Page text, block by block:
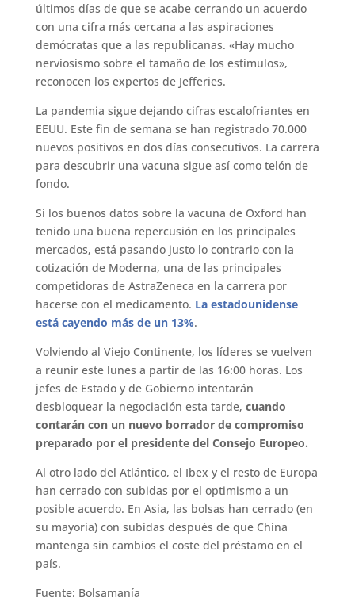
últimos días de que se acabe cerrando un acuerdo
con una cifra más cercana a las aspiraciones
demócratas que a las republicanas. «Hay mucho
nerviosismo sobre el tamaño de los estímulos»,
reconocen los expertos de Jefferies.
La pandemia sigue dejando cifras escalofriantes en
EEUU. Este fin de semana se han registrado 70.000
nuevos positivos en dos días consecutivos. La carrera
para descubrir una vacuna sigue así como telón de
fondo.
Si los buenos datos sobre la vacuna de Oxford han
tenido una buena repercusión en los principales
mercados, está pasando justo lo contrario con la
cotización de Moderna, una de las principales
competidoras de AstraZeneca en la carrera por
hacerse con el medicamento. La estadounidense
está cayendo más de un 13%.
Volviendo al Viejo Continente, los líderes se vuelven
a reunir este lunes a partir de las 16:00 horas. Los
jefes de Estado y de Gobierno intentarán
desbloquear la negociación esta tarde, cuando
contarán con un nuevo borrador de compromiso
preparado por el presidente del Consejo Europeo.
Al otro lado del Atlántico, el Ibex y el resto de Europa
han cerrado con subidas por el optimismo a un
posible acuerdo. En Asia, las bolsas han cerrado (en
su mayoría) con subidas después de que China
mantenga sin cambios el coste del préstamo en el
país.
Fuente: Bolsamanía